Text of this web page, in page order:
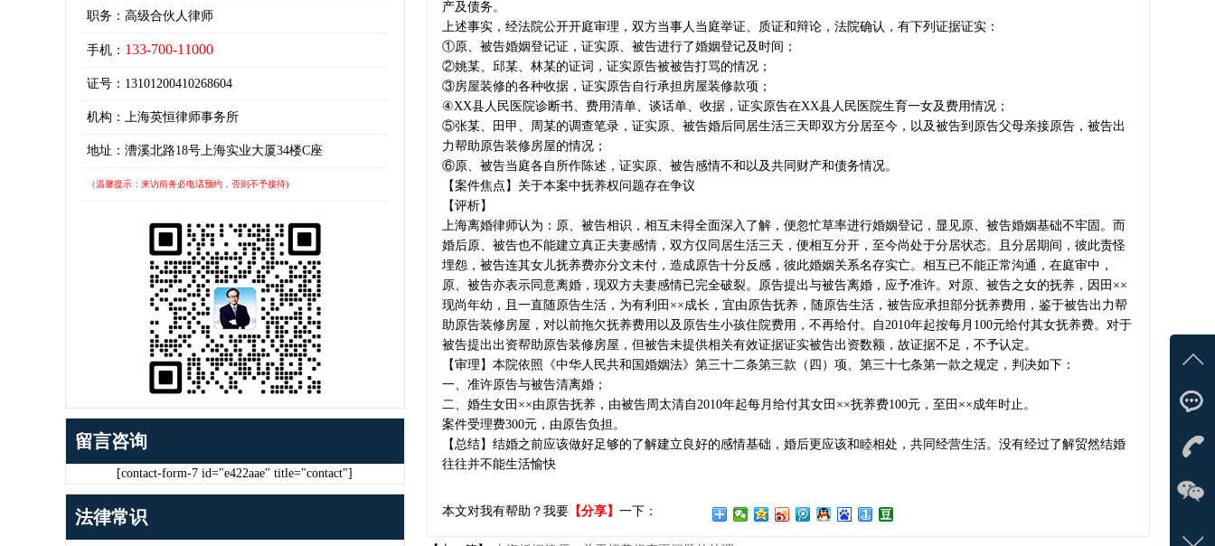
职务：高级合伙人律师
手机： 133-700-11000
证号：13101200410268604
机构：上海英恒律师事务所
地址：漕溪北路18号上海实业大厦34楼C座
（温馨提示：来访前务必电话预约，否则不予接待)
留言咨询
[contact-form-7 id="e422aae" title="contact"]
法律常识
产及债务。
上述事实，经法院公开开庭审理，双方当事人当庭举证、质证和辩论，法院确认，有下列证据证实：
①原、被告婚姻登记证，证实原、被告进行了婚姻登记及时间；
②姚某、邱某、林某的证词，证实原告被被告打骂的情况；
③房屋装修的各种收据，证实原告自行承担房屋装修款项；
④XX县人民医院诊断书、费用清单、谈话单、收据，证实原告在XX县人民医院生育一女及费用情况；
⑤张某、田甲、周某的调查笔录，证实原、被告婚后同居生活三天即双方分居至今，以及被告到原告父母亲接原告，被告出
力帮助原告装修房屋的情况；
⑥原、被告当庭各自所作陈述，证实原、被告感情不和以及共同财产和债务情况。
【案件焦点】关于本案中抚养权问题存在争议
【评析】
上海离婚律师认为：原、被告相识，相互未得全面深入了解，便忽忙草率进行婚姻登记，显见原、被告婚姻基础不牢固。而
婚后原、被告也不能建立真正夫妻感情，双方仅同居生活三天，便相互分开，至今尚处于分居状态。且分居期间，彼此责怪
埋怨，被告连其女儿抚养费亦分文未付，造成原告十分反感，彼此婚姻关系名存实亡。相互已不能正常沟通，在庭审中，
原、被告亦表示同意离婚，现双方夫妻感情已完全破裂。原告提出与被告离婚，应予准许。对原、被告之女的抚养，因田××
现尚年幼，且一直随原告生活，为有利田××成长，宜由原告抚养，随原告生活，被告应承担部分抚养费用，鉴于被告出力帮
助原告装修房屋，对以前拖欠抚养费用以及原告生小孩住院费用，不再给付。自2010年起按每月100元给付其女抚养费。对于
被告提出出资帮助原告装修房屋，但被告未提供相关有效证据证实被告出资数额，故证据不足，不予认定。
【审理】本院依照《中华人民共和国婚姻法》第三十二条第三款（四）项、第三十七条第一款之规定，判决如下：
一、准许原告与被告清离婚；
二、婚生女田××由原告抚养，由被告周太清自2010年起每月给付其女田××抚养费100元，至田××成年时止。
案件受理费300元，由原告负担。
【总结】结婚之前应该做好足够的了解建立良好的感情基础，婚后更应该和睦相处，共同经营生活。没有经过了解贸然结婚
往往并不能生活愉快
本文对我有帮助？我要 【分享】 一下：
在线
立即